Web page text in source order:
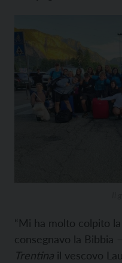
“Mi ha molto colpito
consegnavo la Bibbia
Trentina il vescovo